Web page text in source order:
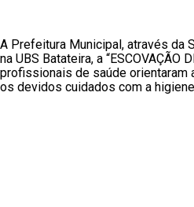
A Prefeitura Municipal, através da
na UBS Batateira, a “ESCOVAÇÃO
profissionais de saúde orientaram
os devidos cuidados com a